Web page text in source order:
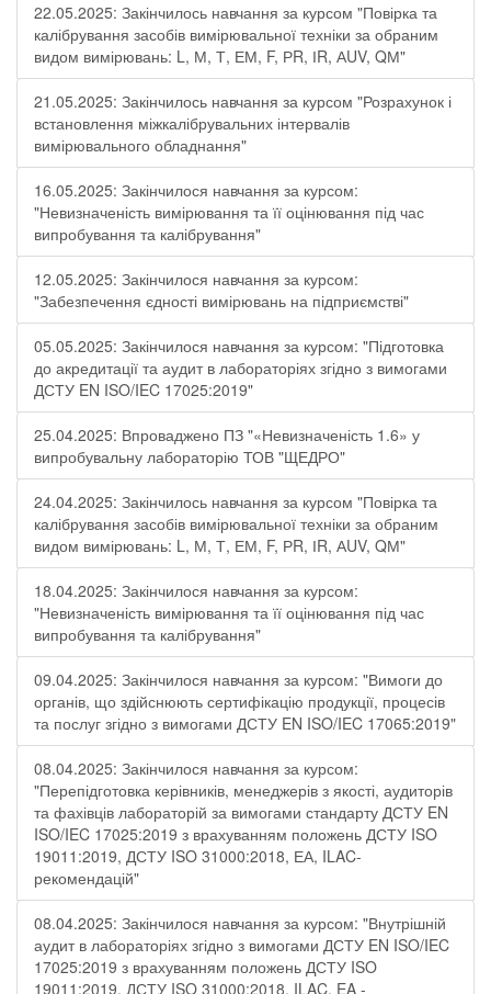
22.05.2025: Закінчилось навчання за курсом "Повірка та
калібрування засобів вимірювальної техніки за обраним
видом вимірювань: L, М, Т, ЕМ, F, РR, ІR, АUV, QМ"
21.05.2025: Закінчилось навчання за курсом "Розрахунок і
встановлення міжкалібрувальних інтервалів
вимірювального обладнання"
16.05.2025: Закінчилося навчання за курсом:
"Невизначеність вимірювання та її оцінювання під час
випробування та калібрування"
12.05.2025: Закінчилося навчання за курсом:
"Забезпечення єдності вимірювань на підприємстві"
05.05.2025: Закінчилося навчання за курсом: "Підготовка
до акредитації та аудит в лабораторіях згідно з вимогами
ДСТУ EN ISO/IEC 17025:2019"
25.04.2025: Впроваджено ПЗ "«Невизначеність 1.6» у
випробувальну лабораторію ТОВ "ЩЕДРО"
24.04.2025: Закінчилось навчання за курсом "Повірка та
калібрування засобів вимірювальної техніки за обраним
видом вимірювань: L, М, Т, ЕМ, F, РR, ІR, АUV, QМ"
18.04.2025: Закінчилося навчання за курсом:
"Невизначеність вимірювання та її оцінювання під час
випробування та калібрування"
09.04.2025: Закінчилося навчання за курсом: "Вимоги до
органів, що здійснюють сертифікацію продукції, процесів
та послуг згідно з вимогами ДСТУ EN ISO/IEC 17065:2019"
08.04.2025: Закінчилося навчання за курсом:
"Перепідготовка керівників, менеджерів з якості, аудиторів
та фахівців лабораторій за вимогами стандарту ДСТУ EN
ISO/IEC 17025:2019 з врахуванням положень ДСТУ ISO
19011:2019, ДСТУ ISO 31000:2018, ЕА, ILAC-
рекомендацій"
08.04.2025: Закінчилося навчання за курсом: "Внутрішній
аудит в лабораторіях згідно з вимогами ДСТУ EN ISO/IEC
17025:2019 з врахуванням положень ДСТУ ISO
19011:2019, ДСТУ ISO 31000:2018, ILAC, EA -